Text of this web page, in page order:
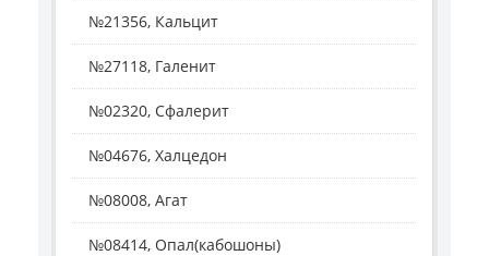
№21356, Кальцит
№27118, Галенит
№02320, Сфалерит
№04676, Халцедон
№08008, Агат
№08414, Опал(кабошоны)